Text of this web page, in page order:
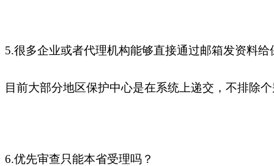
5.很多企业或者代理机构能够直接通过邮箱发资料
目前大部分地区保护中心是在系统上递交，不排除
6.优先审查只能本省受理吗？